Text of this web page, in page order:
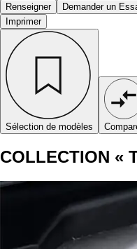
Renseigner Demander un
Imprimer
Sélection de modèles
COLLECTION «